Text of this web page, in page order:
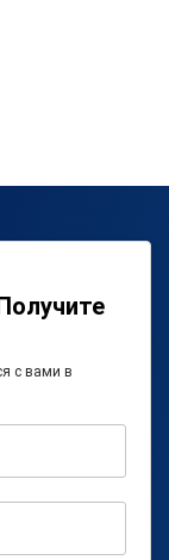
с вами в